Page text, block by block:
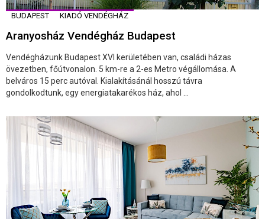
BUDAPEST KIADÓ VENDÉGHÁZ
Aranyosház Vendégház Budapest
Vendégházunk Budapest XVI kerületében van, családi házas
övezetben, főútvonalon. 5 km-re a 2-es Metro végállomása. A
belváros 15 perc autóval. Kialakításánál hosszú távra
gondolkodtunk, egy energiatakarékos ház, ahol ...